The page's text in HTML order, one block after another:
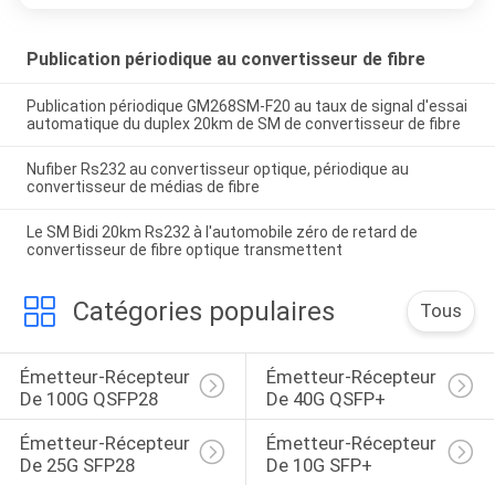
Publication périodique au convertisseur de fibre
Publication périodique GM268SM-F20 au taux de signal d'essai
automatique du duplex 20km de SM de convertisseur de fibre
Nufiber Rs232 au convertisseur optique, périodique au
convertisseur de médias de fibre
Le SM Bidi 20km Rs232 à l'automobile zéro de retard de
convertisseur de fibre optique transmettent
Catégories populaires Tous
Émetteur-Récepteur
De 100G QSFP28
Émetteur-Récepteur
De 40G QSFP+
Émetteur-Récepteur
De 25G SFP28
Émetteur-Récepteur
De 10G SFP+